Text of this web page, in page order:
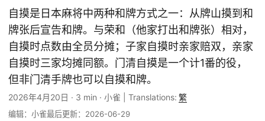
自摸是日本麻将中两种和牌方式之一：从牌山摸到和
牌张后宣告和牌。与荣和（他家打出和牌张）相对，
自摸时点数由全员分摊；子家自摸时亲家赔双，亲家
自摸时三家均摊同额。门清自摸是一个计1番的役，
但非门清手牌也可以自摸和牌。
2026年4月20日 · 3 min · 小雀 Translations: 繁
编辑：小雀最后更新：2026-06-29